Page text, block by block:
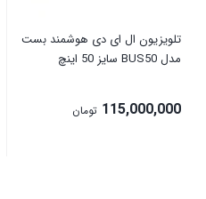
تلویزیون ال ای دی هوشمند بست
مدل BUS50 سایز 50 اینچ
115,000,000 تومان